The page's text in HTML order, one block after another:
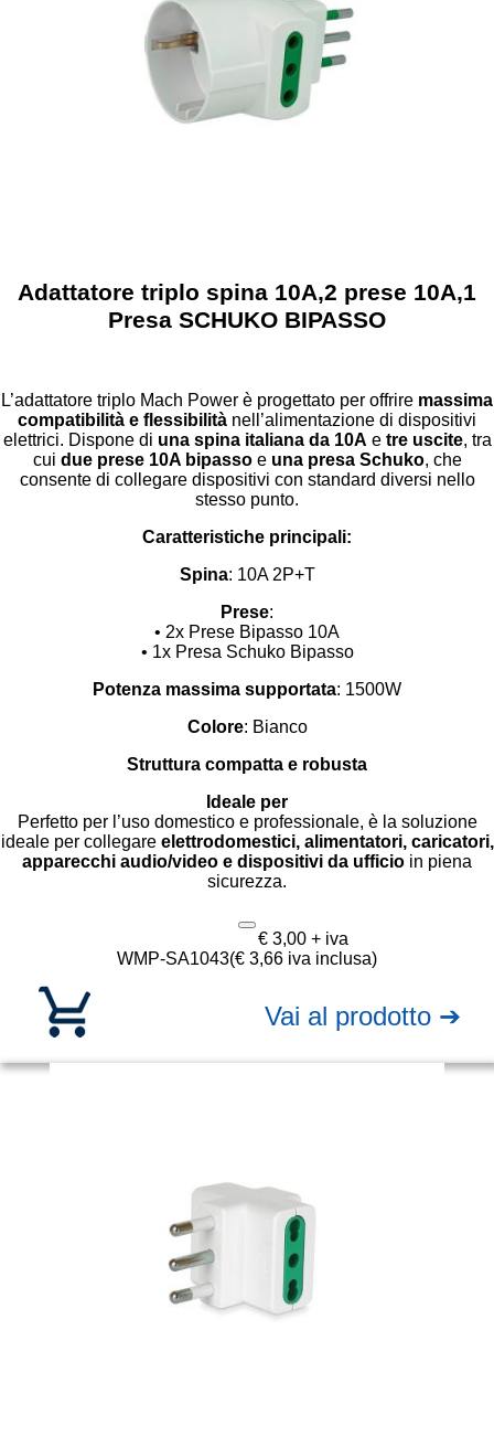
Adattatore triplo spina 10A,2 prese 10A,1
Presa SCHUKO BIPASSO
L’adattatore triplo Mach Power è progettato per offrire massima
compatibilità e flessibilità nell’alimentazione di dispositivi
elettrici. Dispone di una spina italiana da 10A e tre uscite, tra
cui due prese 10A bipassoe una presa Schuko, che
consente di collegare dispositivi con standard diversi nello
stesso punto.
Caratteristiche principali:
Spina: 10A 2P+T
Prese:
• 2x Prese Bipasso 10A
• 1x Presa Schuko Bipasso
Potenza massima supportata: 1500W
Colore: Bianco
Struttura compatta e robusta
Ideale per
Perfetto per l’uso domestico e professionale, è la soluzione
ideale per collegare elettrodomestici, alimentatori, caricatori,
apparecchi audio/video e dispositivi da ufficio in piena
sicurezza.
WMP-SA1043
€ 3,00 + iva
(€ 3,66 iva inclusa)
Vai al prodotto ➔